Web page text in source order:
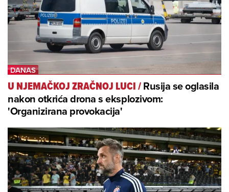
U NJEMAČKOJ ZRAČNOJ LUCI/Rusija se oglasila
nakon otkrića drona s eksplozivom:
'Organizirana provokacija'